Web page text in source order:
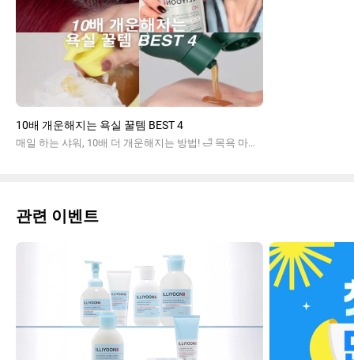
10배 개운해지는 욕실 꿀템 BEST 4
매일 하는 샤워, 10배 더 개운해지는 방법! 🛁 목욕 마니아들이 극찬한 욕실 꿀템 4가지를 소개합니다. 아윤채 리밸런싱 샴푸부터 라보에이치 워터 스케일러, 일리윤 스크럽워시와 레드이치 케어크림까지! 당신의 샤워 시간을 행복하게 만들어 줄 찐 추천 리스트를 지금 확인해 보세요.
관련 이벤트